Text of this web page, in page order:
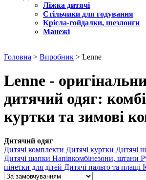
Ліжка дитячі
Стільчики для годування
Крісла-гойдалки, шезлонги
Манежі
Головна > Виробник > Lenne
Lenne -
дитячий одяг:
куртки та зимові
Дитячий одяг
Дитячі комплекти Дитячі куртки Дитячі
Дитячі шапки Напівкомбінезони, штани
пінетки для дітей Дитячі пальто та плащі